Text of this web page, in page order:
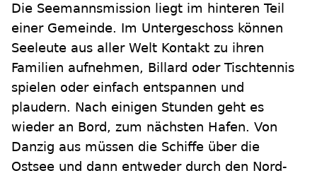
Die Seemannsmission liegt im hinteren Teil
einer Gemeinde. Im Untergeschoss können
Seeleute aus aller Welt Kontakt zu ihren
Familien aufnehmen, Billard oder Tischtennis
spielen oder einfach entspannen und
plaudern. Nach einigen Stunden geht es
wieder an Bord, zum nächsten Hafen. Von
Danzig aus müssen die Schiffe über die
Ostsee und dann entweder durch den Nord-